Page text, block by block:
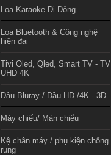
Loa Karaoke Di Động
Loa Bluetooth & Công nghệ
hiện đại
Tivi Oled, Qled, Smart TV - TV
UHD 4K
Đầu Bluray / Đầu HD /4K - 3D
Máy chiếu/ Màn chiếu
Kệ chân máy / phụ kiện chống
rung